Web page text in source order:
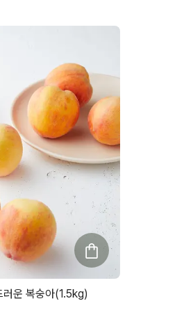
러운 복숭아(1.5kg)